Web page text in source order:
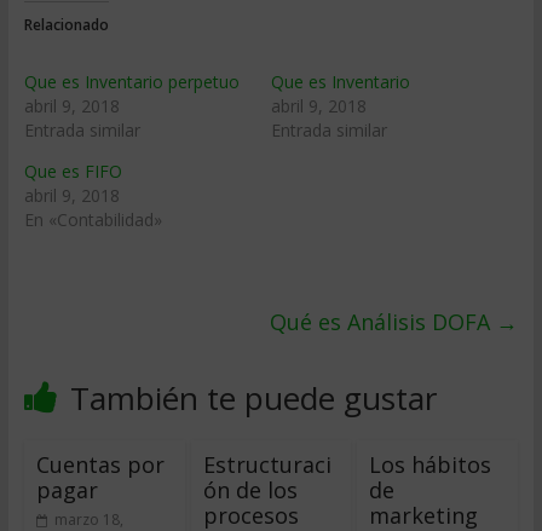
Relacionado
Que es Inventario perpetuo
abril 9, 2018
Entrada similar
Que es Inventario
abril 9, 2018
Entrada similar
Que es FIFO
abril 9, 2018
En «Contabilidad»
Qué es Análisis DOFA →
También te puede gustar
Cuentas por
pagar
marzo 18,
Estructuraci
ón de los
procesos
Los hábitos
de
marketing